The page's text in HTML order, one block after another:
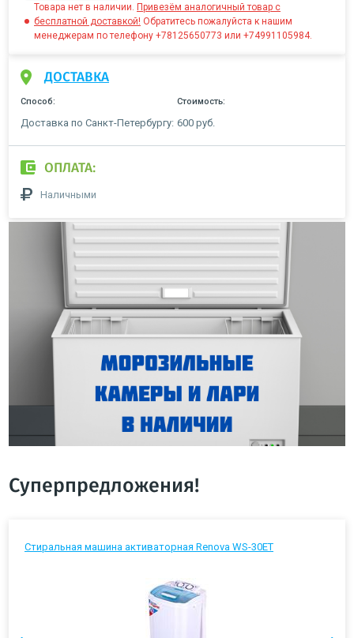
Товара нет в наличии. Привезём аналогичный товар с
бесплатной доставкой! Обратитесь пожалуйста к нашим
менеджерам по телефону +78125650773 или +74991105984.
ДОСТАВКА
Способ: Стоимость:
Доставка по Санкт-Петербургу: 600 руб.
ОПЛАТА:
Наличными
Суперпредложения!
Стиральная машина активаторная Renova WS-30ET